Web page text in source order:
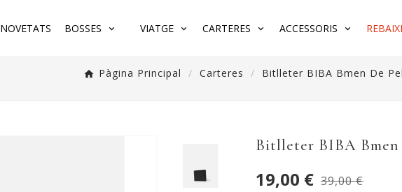
NOVETATS BOSSES VIATGE CARTERES ACCESSORIS
Pàgina Principal Carteres Bitlleter BIBA Bmen De
Bitlleter BIBA Bmen
19,00 € 39,00 €